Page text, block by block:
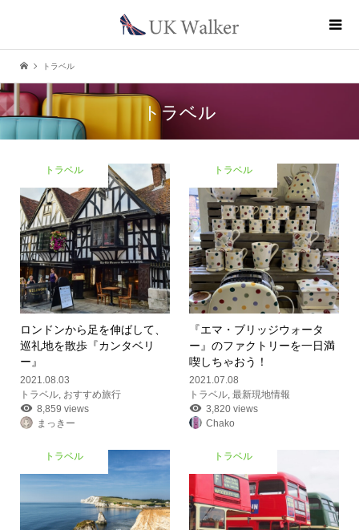
トラベル
トラベル
トラベル
ロンドンから足を伸ばして、
巡礼地を散歩『カンタベリ
ー』
2021.08.03
トラベル, おすすめ旅行
8,859 views
まっきー
トラベル
『エマ・ブリッジウォータ
ー』のファクトリーを一日満
喫しちゃおう！
2021.07.08
トラベル ,最新現地情報
3,820 views
Chako
トラベル トラベル